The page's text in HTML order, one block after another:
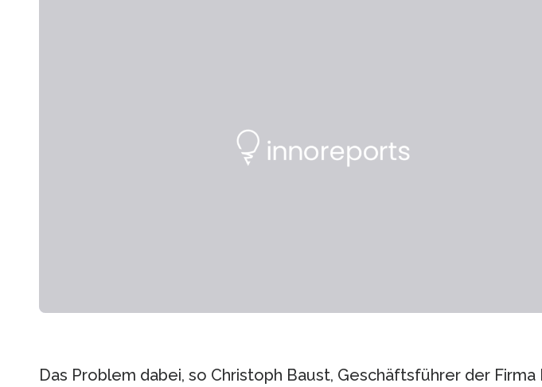
Das Problem dabei, so Christoph Baust, Geschäftsführer der Firma